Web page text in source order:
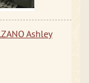
Ashley